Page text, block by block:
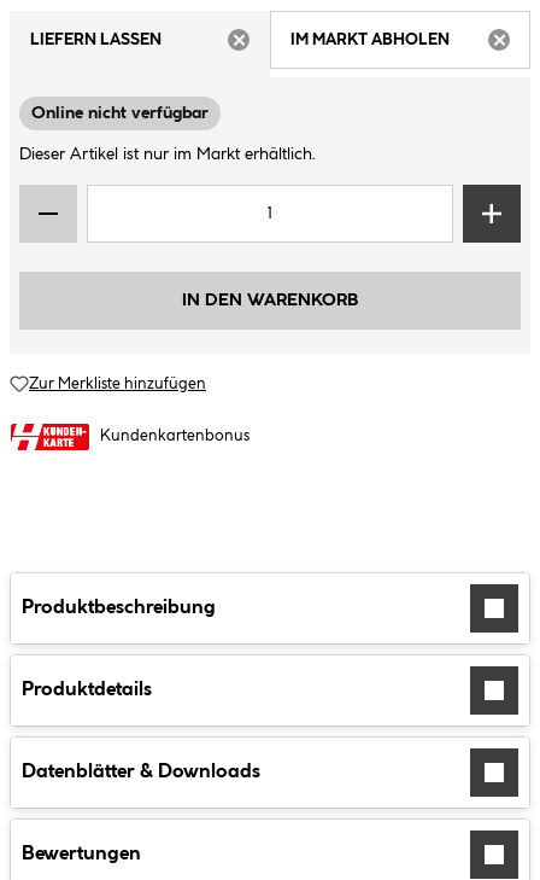
LIEFERN LASSEN
IM MARKT ABHOLEN
Online nicht verfügbar
Dieser Artikel ist nur im Markt erhältlich.
IN DEN WARENKORB
Zur Merkliste hinzufügen
Kundenkartenbonus
Produktbeschreibung
Produktdetails
Datenblätter & Downloads
Bewertungen